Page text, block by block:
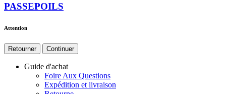
PASSEPOILS
Attention
Retourner Continuer
Guide d'achat
Foire Aux Questions
Expédition et livraison